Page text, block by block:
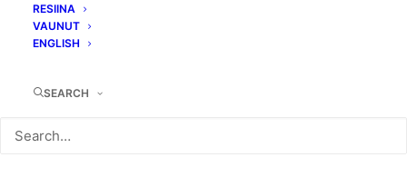
RESIINA
VAUNUT
ENGLISH
SEARCH